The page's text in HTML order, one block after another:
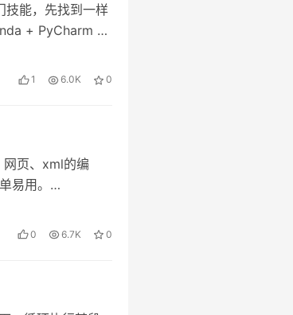
技能，先找到一样
+ PyCharm 参
1 6.0K 0
页、xml的编
易用。
0 6.7K 0